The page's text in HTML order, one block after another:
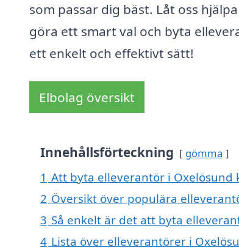
som passar dig bäst. Låt oss
göra ett smart val och byta
ett enkelt och effektivt sätt!
Elbolag översikt
Innehållsförteckning gömma
1 Att byta elleverantör i Oxelösund
2 Översikt över populära
3 Så enkelt är det att byta
4 Lista över elleverantörer i